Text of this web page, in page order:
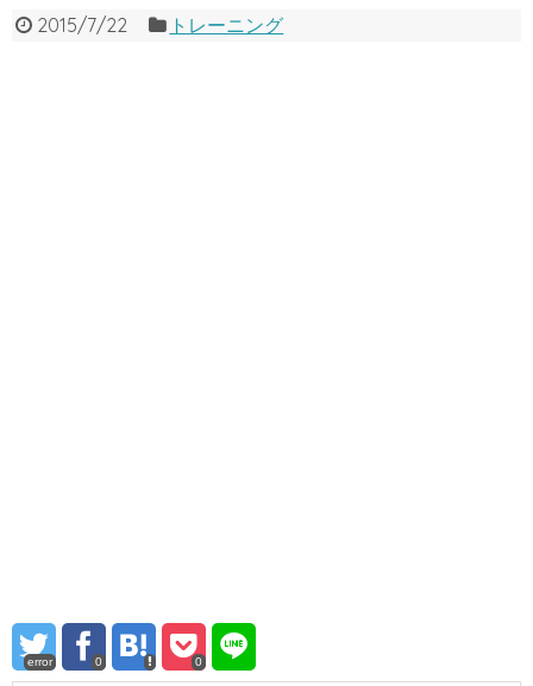
2015/7/22 トレーニング
error 0 0